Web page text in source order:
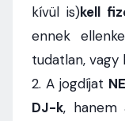
kívül is)kell
ennek
tudatlan, vagy
2. A jogdíjat
DJ-k, hanem